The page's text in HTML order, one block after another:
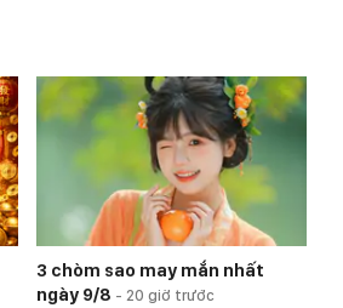
3 chòm sao may mắn nhất
ngày 9/8 - 20 giờ trước